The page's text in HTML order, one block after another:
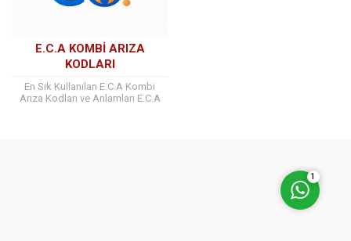
E.C.A KOMBI ARIZA
KODLARI
En Sık Kullanılan E.C.A Kombi
Arıza Kodları ve Anlamları E.C.A
1